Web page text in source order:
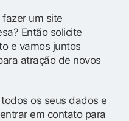
um site
Então solicite
e vamos juntos
atração de novos
os seus dados e
em contato para